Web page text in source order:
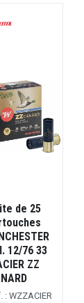
de 25
12/76 33
ZZ
: WZZACIER